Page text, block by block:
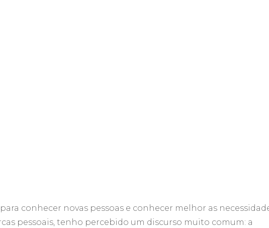
conhecer novas pessoas e conhecer melhor as
pessoais, tenho percebido um discurso muito comum: a